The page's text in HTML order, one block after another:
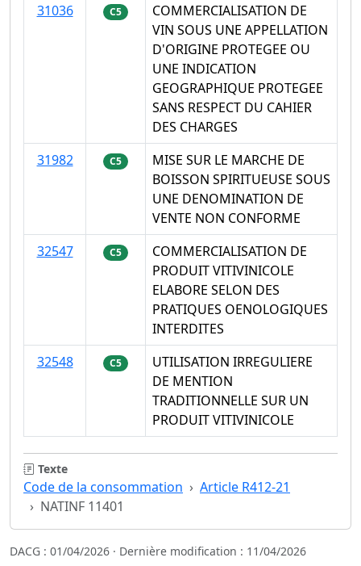
31036
C5
COMMERCIALISATION DE
VIN SOUS UNE APPELLATION
D'ORIGINE PROTEGEE OU
UNE INDICATION
GEOGRAPHIQUE PROTEGEE
SANS RESPECT DU CAHIER
DES CHARGES
31982
C5
MISE SUR LE MARCHE DE
BOISSON SPIRITUEUSE SOUS
UNE DENOMINATION DE
VENTE NON CONFORME
32547
C5
COMMERCIALISATION DE
PRODUIT VITIVINICOLE
ELABORE SELON DES
PRATIQUES OENOLOGIQUES
INTERDITES
32548
C5
UTILISATION IRREGULIERE
DE MENTION
TRADITIONNELLE SUR UN
PRODUIT VITIVINICOLE
Texte
Code de la consommation
Article R412-21
NATINF 11401
DACG : 01/04/2026 · Dernière modification : 11/04/2026